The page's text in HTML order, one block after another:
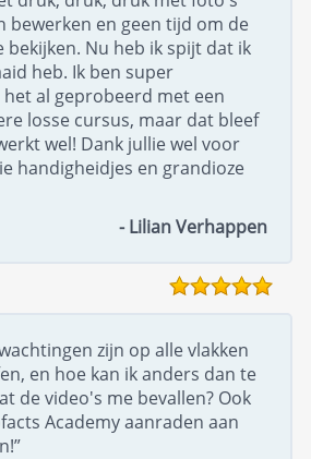
bewerken en geen tijd om de
bekijken. Nu heb ik spijt dat ik
heb. Ik ben super
al geprobeerd met een
losse cursus, maar dat bleef
wel! Dank jullie wel voor
handigheidjes en grandioze
- Lilian Verhappen
zijn op alle vlakken
en hoe kan ik anders dan te
de video's me bevallen? Ook
Academy aanraden aan